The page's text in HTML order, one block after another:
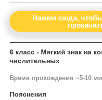
Нажми сюда,
6 класс - Мягкий знак на
числительных
Время прохождения ~5-10
Пояснения